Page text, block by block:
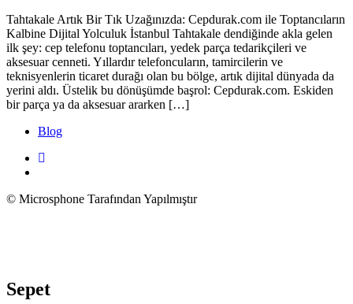
Tahtakale Artık Bir Tık Uzağınızda: Cepdurak.com ile Toptancıların
Kalbine Dijital Yolculuk İstanbul Tahtakale dendiğinde akla gelen
ilk şey: cep telefonu toptancıları, yedek parça tedarikçileri ve
aksesuar cenneti. Yıllardır telefoncuların, tamircilerin ve
teknisyenlerin ticaret durağı olan bu bölge, artık dijital dünyada da
yerini aldı. Üstelik bu dönüşümde başrol: Cepdurak.com. Eskiden
bir parça ya da aksesuar ararken […]
Blog
© Microsphone Tarafından Yapılmıştır
Sepet